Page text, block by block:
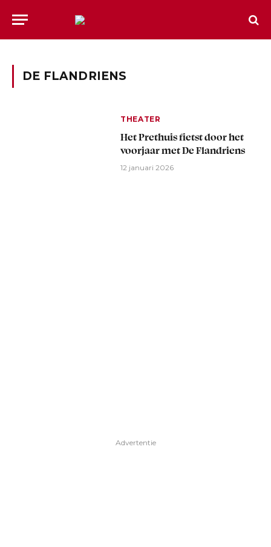
DE FLANDRIENS
THEATER
Het Prethuis fietst door het
voorjaar met De Flandriens
12 januari 2026
Advertentie